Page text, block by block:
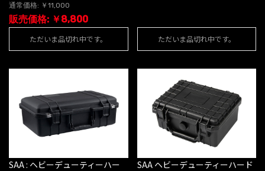
通常価格: ￥11,000
販売価格: ￥8,800
ただいま品切れ中です。 ただいま品切れ中です。
SAA : ヘビーデューティーハー
SAA ヘビーデューティーハード